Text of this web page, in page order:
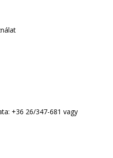
+36 26/347-681 vagy